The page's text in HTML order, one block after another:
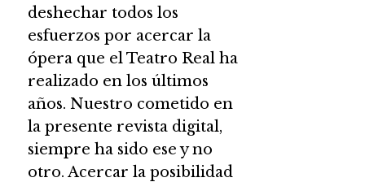
deshechar todos los
esfuerzos por acercar la
ópera que el Teatro Real ha
realizado en los últimos
años. Nuestro cometido en
la presente revista digital,
siempre ha sido ese y no
otro. Acercar la posibilidad